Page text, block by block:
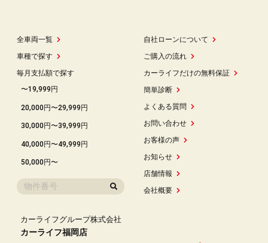
全車両一覧
車種で探す
毎月支払額で探す
〜19,999円
20,000円〜29,999円
30,000円〜39,999円
40,000円〜49,999円
50,000円〜
自社ローンについて
ご購入の流れ
カーライフだけの無料保証
簡単診断
よくある質問
お問い合わせ
お客様の声
お知らせ
店舗情報
会社概要
カーライフグループ株式会社
カーライフ福岡店